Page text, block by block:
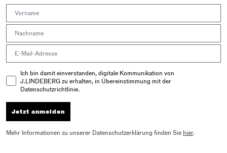
Email Consent
Ich bin damit einverstanden, digitale Kommunikation von
J.LINDEBERG zu erhalten, in Übereinstimmung mit der
Datenschutzrichtlinie.
Jetzt anmelden
Mehr Informationen zu unserer Datenschutzerklärung finden Sie hier.